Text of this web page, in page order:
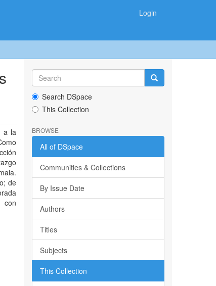
Login
a la
de
con
Search DSpace
This Collection
BROWSE
All of DSpace
Communities & Collections
By Issue Date
Authors
Titles
Subjects
This Collection